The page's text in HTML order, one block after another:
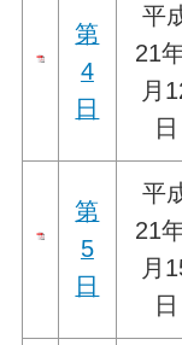
第
4
日
平
21
月
日
第
5
日
平
21
月
日